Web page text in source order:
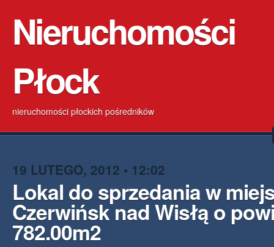
Nieruchomości
Płock
nieruchomości płockich pośredników
19 LUTEGO, 2012 • 12:02
Lokal do sprzedania w
Czerwińsk nad Wisłą o
782.00m2